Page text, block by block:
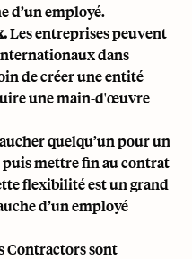
d’un employé.
Les entreprises peuvent
dans
de créer une entité
une main-d'œuvre
quelqu’un pour un
mettre fin au contrat
flexibilité est un grand
d’un employé
Contractors sont